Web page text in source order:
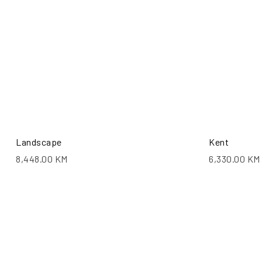
Landscape
8,448.00 KM
Kent
6,330.00 KM